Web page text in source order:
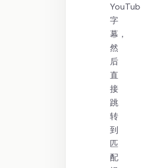
字
幕，
然
后
直
接
跳
转
到
匹
配